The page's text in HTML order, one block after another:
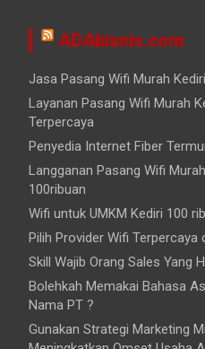
ADAbisnis.com
Jasa Pasang Wifi Murah Kediri
Layanan Pasang Wifi Murah
Terpercaya
Penyedia Internet Fiber
Langganan Pasang Wifi
100ribuan
Wifi untuk UMKM Kediri 100
Pilih Provider Wifi Terpercaya
Skill Wajib Orang Sales Yang
Bolehkah Memakai Bahasa
Nama PT ?
Gunakan Strategi Marketing